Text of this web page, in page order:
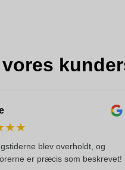
★★
blev overholdt, og
er præcis som beskrevet!